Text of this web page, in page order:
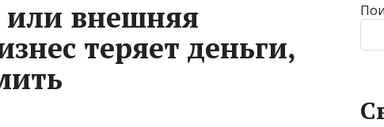
внешняя
теряет деньги,